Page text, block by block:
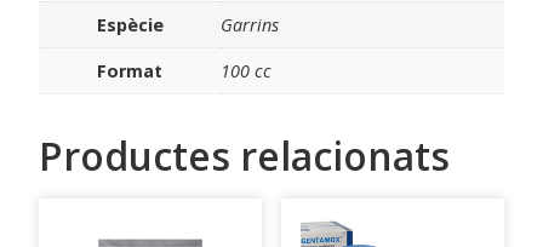
Espècie
Garrins
Format
100 cc
Productes relacionats